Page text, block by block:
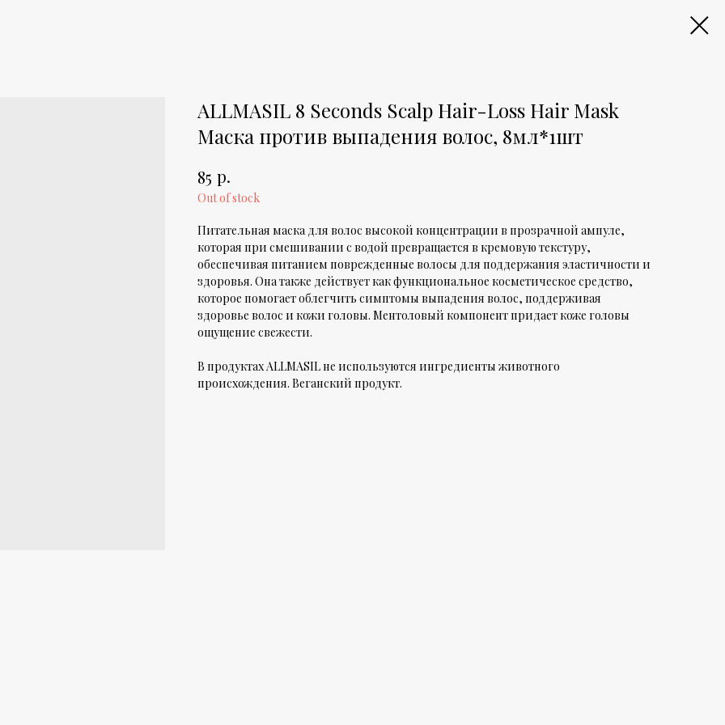
ALLMASIL 8 Seconds Scalp Hair-Loss Hair Mask
Маска против выпадения волос, 8мл*1шт
85 р.
Out of stock
Питательная маска для волос высокой концентрации в прозрачной ампуле,
которая при смешивании с водой превращается в кремовую текстуру,
обеспечивая питанием поврежденные волосы для поддержания эластичности и
здоровья. Она также действует как функциональное косметическое средство,
которое помогает облегчить симптомы выпадения волос, поддерживая
здоровье волос и кожи головы. Ментоловый компонент придает коже головы
ощущение свежести.
В продуктах ALLMASIL не используются ингредиенты животного
происхождения. Веганский продукт.